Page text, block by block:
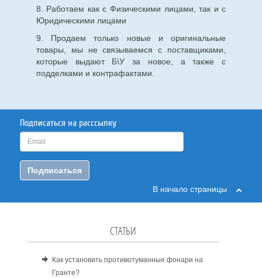
8. Работаем как с Физическими лицами, так и с
Юридическими лицами
9. Продаем только новые и оригинальные
товары, мы не связываемся с поставщиками,
которые выдают Б\У за новое, а также с
подделками и контрафактами.
Подписаться на расссылку
Подписаться
В начало страницы
СТАТЬИ
Как установить противотуманные фонари на
Гранте?